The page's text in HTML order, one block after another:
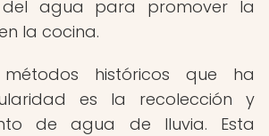
del agua para promover la
la cocina.
históricos que ha
es la recolección y
de agua de lluvia. Esta